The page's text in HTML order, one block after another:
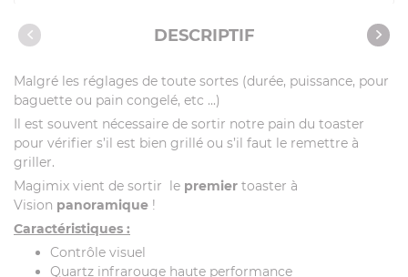
Caractéristiques
Vidéos
DESCRIPTIF
Malgré les réglages de toute sortes (durée, puissance, pour
baguette ou pain congelé, etc ...)
Il est souvent nécessaire de sortir notre pain du toaster
pour vérifier s’il est bien grillé ou s’il faut le remettre à
griller.
Magimix vient de sortir le premier toaster à
Vision panoramique !
Caractéristiques :
Contrôle visuel
Quartz infrarouge haute performance